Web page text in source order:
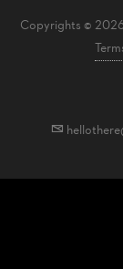
Copyrights ©